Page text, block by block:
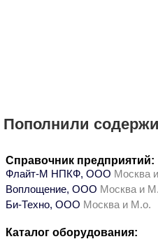
Пополнили
Справочник предприятий:
Флайт-М НПКФ, ООО Москва
Воплощение, ООО Москва и
Би-Техно, ООО Москва и М.о.
Каталог оборудования: